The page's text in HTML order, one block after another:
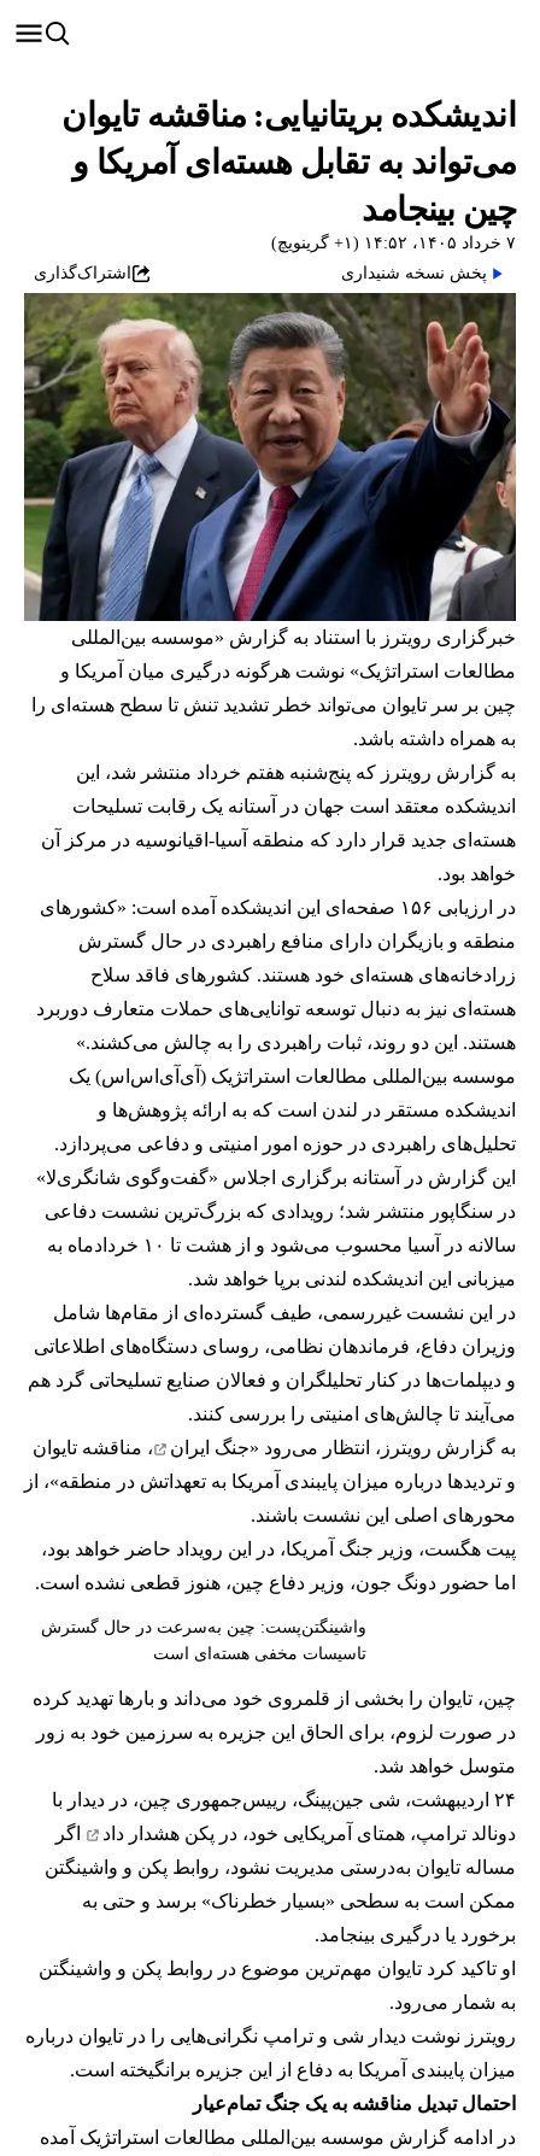
اندیشکده بریتانیایی: مناقشه تایوان
می‌تواند به تقابل هسته‌ای آمریکا و
چین بینجامد
۷ خرداد ۱۴۰۵، ۱۴:۵۲ (‎+۱ گرینویچ)
پخش نسخه شنیداری
اشتراک‌گذاری
خبرگزاری رویترز با استناد به گزارش «موسسه بین‌المللی
مطالعات استراتژیک» نوشت هر‌گونه درگیری میان آمریکا و
چین بر سر تایوان می‌تواند خطر تشدید تنش تا سطح هسته‌ای را
به همراه داشته باشد.
به گزارش رویترز که پنج‌شنبه هفتم خرداد منتشر شد، این
اندیشکده معتقد است جهان در آستانه یک رقابت تسلیحات
هسته‌ای جدید قرار دارد که منطقه آسیا-اقیانوسیه در مرکز آن
خواهد بود.
در ارزیابی ۱۵۶ صفحه‌ای این اندیشکده آمده است: «کشورهای
منطقه و بازیگران دارای منافع راهبردی در حال گسترش
زرادخانه‌های هسته‌ای خود هستند. کشورهای فاقد سلاح
هسته‌ای نیز به دنبال توسعه توانایی‌های حملات متعارف دوربرد
هستند. این دو روند، ثبات راهبردی را به چالش می‌کشند.»
موسسه بین‌المللی مطالعات استراتژیک (آی‌آی‌اس‌اس) یک
اندیشکده مستقر در لندن است که به ارائه پژوهش‌ها و
تحلیل‌های راهبردی در حوزه امور امنیتی و دفاعی می‌پردازد.
این گزارش در آستانه برگزاری اجلاس «گفت‌وگوی شانگری‌لا»
در سنگاپور منتشر شد؛ رویدادی که بزرگ‌ترین نشست دفاعی
سالانه در آسیا محسوب می‌شود و از هشت تا ۱۰ خردادماه به
میزبانی این اندیشکده لندنی برپا خواهد شد.
در این نشست غیررسمی، طیف گسترده‌ای از مقام‌ها شامل
وزیران دفاع، فرماندهان نظامی، روسای دستگاه‌های اطلاعاتی
و دیپلمات‌ها در کنار تحلیلگران و فعالان صنایع تسلیحاتی گرد هم
می‌آیند تا چالش‌های امنیتی را بررسی کنند.
به گزارش رویترز، انتظار می‌رود «جنگ ایران
، مناقشه تایوان
و تردیدها درباره میزان پایبندی آمریکا به تعهداتش در منطقه»، از
محورهای اصلی این نشست باشند.
پیت هگست، وزیر جنگ آمریکا، در این رویداد حاضر خواهد بود،
اما حضور دونگ جون، وزیر دفاع چین، هنوز قطعی نشده است.
واشینگتن‌پست: چین به‌سرعت در حال گسترش
تاسیسات مخفی هسته‌ای است
چین، تایوان را بخشی از قلمروی خود می‌داند و بارها تهدید کرده
در صورت لزوم، برای الحاق این جزیره به سرزمین خود به زور
متوسل خواهد شد.
۲۴ اردیبهشت، شی جین‌پینگ، رییس‌جمهوری چین، در دیدار با
دونالد ترامپ، همتای آمریکایی خود، در پکن هشدار داد
اگر
مساله تایوان به‌درستی مدیریت نشود، روابط پکن و واشینگتن
ممکن است به سطحی «بسیار خطرناک» برسد و حتی به
برخورد یا درگیری بینجامد.
او تاکید کرد تایوان مهم‌ترین موضوع در روابط پکن و واشینگتن
به شمار می‌رود.
رویترز نوشت دیدار شی و ترامپ نگرانی‌هایی را در تایوان درباره
میزان پایبندی آمریکا به دفاع از این جزیره برانگیخته است.
احتمال تبدیل مناقشه به یک جنگ تمام‌عیار
در ادامه گزارش موسسه بین‌المللی مطالعات استراتژیک آمده